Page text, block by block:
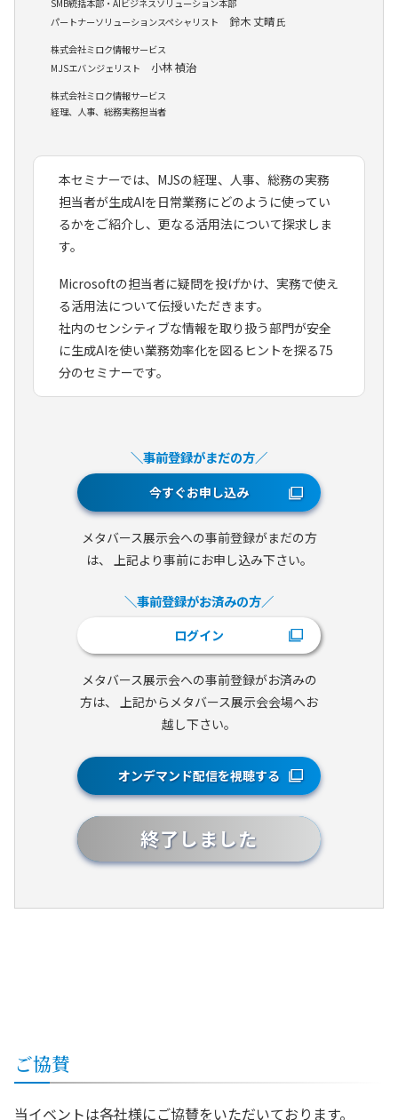
SMB統括本部・AIビジネスソリューション本部
パートナーソリューションスペシャリスト
鈴木 丈晴 氏
株式会社ミロク情報サービス
MJSエバンジェリスト
小林 禎治
株式会社ミロク情報サービス
経理、人事、総務実務担当者
本セミナーでは、MJSの経理、人事、総務の実務
担当者が生成AIを日常業務にどのように使ってい
るかをご紹介し、更なる活用法について探求しま
す。
Microsoftの担当者に疑問を投げかけ、実務で使え
る活用法について伝授いただきます。
社内のセンシティブな情報を取り扱う部門が安全
に生成AIを使い業務効率化を図るヒントを探る75
分のセミナーです。
＼事前登録がまだの方／
今すぐお申し込み
メタバース展示会への事前登録がまだの方
は、
上記より事前にお申し込み下さい。
＼事前登録がお済みの方／
ログイン
メタバース展示会への事前登録がお済みの
方は、
上記からメタバース展示会会場へお
越し下さい。
オンデマンド配信を視聴する
終了しました
ご協賛
当イベントは各社様にご協賛をいただいております。